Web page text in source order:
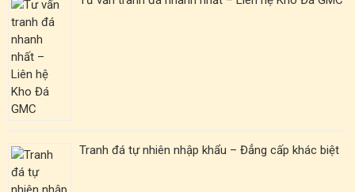
Tranh đá tự nhiên nhập khẩu – Đẳng cấp khác biệt